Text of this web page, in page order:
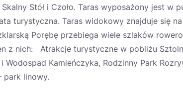
Stół i Czoło. Taras wyposażony jest w
turystyczna. Taras widokowy znajduje się
Porębę przebiega wiele szlaków
z nich: Atrakcje turystyczne w pobliżu
Kamieńczyka, Rodzinny Park
park linowy.